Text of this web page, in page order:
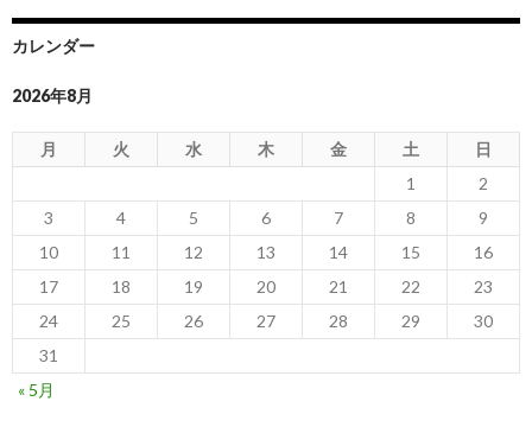
カレンダー
2026年8月
月 火 水 木 金 土
日
1
2
3
4 5 6 7 8
9
10
11 12 13 14 15
16
17
18 19 20 21 22
23
24
25 26 27 28 29
30
31
« 5月